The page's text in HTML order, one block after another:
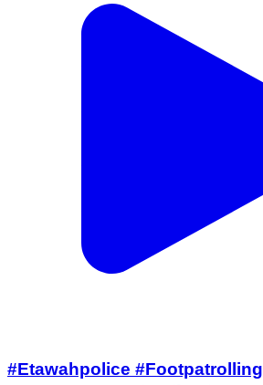
#Etawahpolice #Footpatrolling